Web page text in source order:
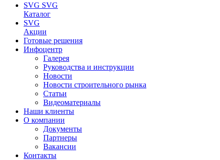
SVG SVG
Каталог
SVG
Акции
Готовые решения
Инфоцентр
Галерея
Руководства и инструкции
Новости
Новости строительного рынка
Статьи
Видеоматериалы
Наши клиенты
О компании
Документы
Партнеры
Вакансии
Контакты